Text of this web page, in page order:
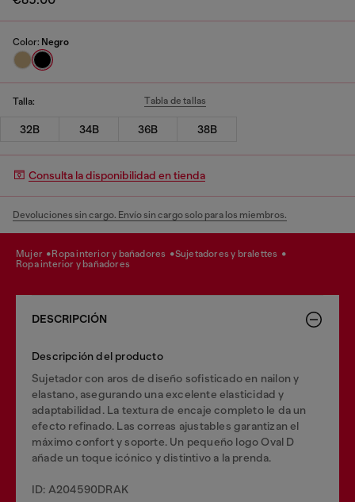
Color: Negro
Talla: Tabla de tallas
32B 34B 36B 38B
Consulta la disponibilidad en tienda
Devoluciones sin cargo. Envío sin cargo solo para los miembros.
mujer ropa interior y bañadores
sujetadores y bralettes
ropa interior y bañadores
DESCRIPCIÓN
Descripción del producto
Sujetador con aros de diseño sofisticado en nailon y
elastano, asegurando una excelente elasticidad y
adaptabilidad. La textura de encaje completo le da un
efecto refinado. Las correas ajustables garantizan el
máximo confort y soporte. Un pequeño logo Oval D
añade un toque icónico y distintivo a la prenda.
ID: A204590DRAK